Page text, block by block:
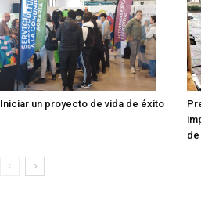
Iniciar un proyecto de vida de éxito